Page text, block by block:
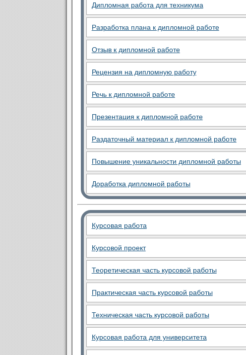
Дипломная работа для техникума
Разработка плана к дипломной работе
Отзыв к дипломной работе
Рецензия на дипломную работу
Речь к дипломной работе
Презентация к дипломной работе
Раздаточный материал к дипломной работе
Повышение уникальности дипломной работы
Доработка дипломной работы
Курсовая работа
Курсовой проект
Теоретическая часть курсовой работы
Практическая часть курсовой работы
Техническая часть курсовой работы
Курсовая работа для университета